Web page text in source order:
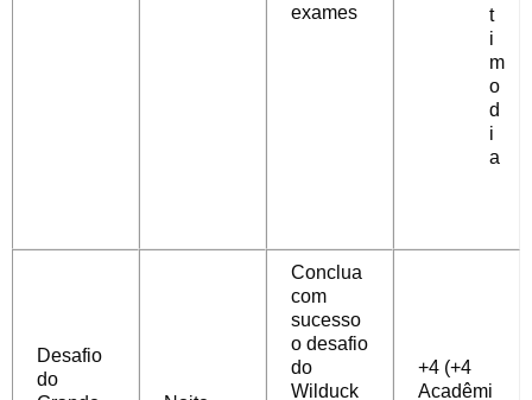
exames
t
i
m
o
d
i
a
Desafio
do
Conclua
com
sucesso
o desafio
do
Wilduck
+4 (+4
Acadêmi